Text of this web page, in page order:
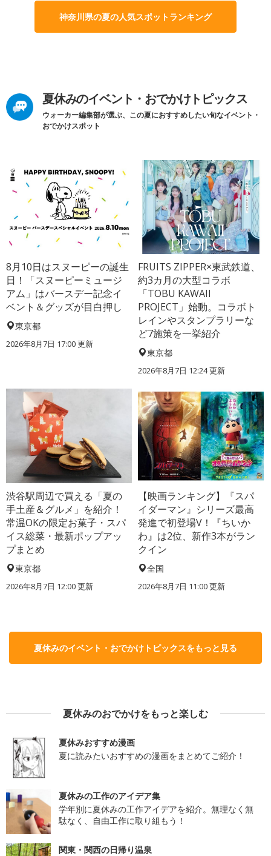
神奈川県の夏の人気スポットランキング
夏休みのイベント・おでかけトピックス
ウォーカー編集部が選ぶ、この夏におすすめしたい旬なイベント・
おでかけスポット
8月10日はスヌーピーの誕生
日！「スヌーピーミュージ
アム」はバースデー記念イ
ベント＆グッズが目白押し
東京都
2026年8月7日 17:00更新
FRUITS ZIPPER×東武鉄道、
約3カ月の大型コラボ
「TOBU KAWAII
PROJECT」始動。コラボト
レインやスタンプラリーな
ど7施策を一挙紹介
東京都
2026年8月7日 12:24更新
渋谷駅周辺で買える「夏の
手土産＆グルメ」を紹介！
常温OKの限定お菓子・スパ
イス総菜・最新ポップアッ
プまとめ
東京都
2026年8月7日 12:00更新
【映画ランキング】『スパ
イダーマン』シリーズ最高
発進で初登場V！『ちいか
わ』は2位、新作3本がラン
クイン
全国
2026年8月7日 11:00更新
夏休みのイベント・おでかけトピックスをもっと見る
夏休みのおでかけをもっと楽しむ
夏休みおすすめ漫画
夏に読みたいおすすめの漫画をまとめてご紹介！
夏休みの工作のアイデア集
学年別に夏休みの工作アイデアを紹介。無理なく無
駄なく、自由工作に取り組もう！
関東・関西の日帰り温泉